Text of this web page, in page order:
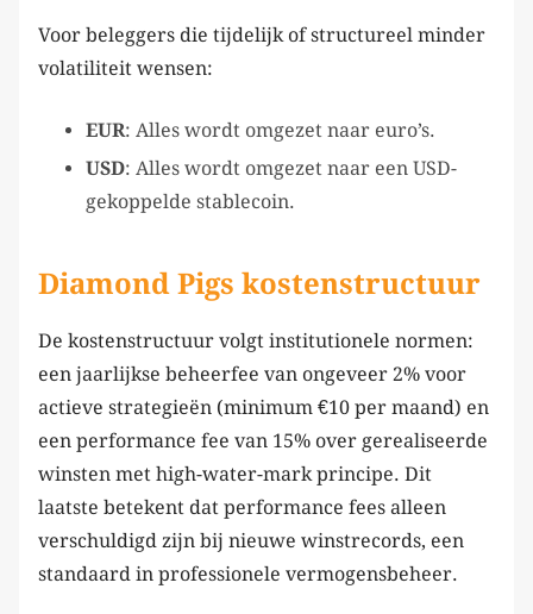
Voor beleggers die tijdelijk of structureel minder
volatiliteit wensen:
EUR: Alles wordt omgezet naar euro’s.
USD: Alles wordt omgezet naar een USD-
gekoppelde stablecoin.
Diamond Pigs kostenstructuur
De kostenstructuur volgt institutionele normen:
een jaarlijkse beheerfee van ongeveer 2% voor
actieve strategieën (minimum €10 per maand) en
een performance fee van 15% over gerealiseerde
winsten met high-water-mark principe. Dit
laatste betekent dat performance fees alleen
verschuldigd zijn bij nieuwe winstrecords, een
standaard in professionele vermogensbeheer.